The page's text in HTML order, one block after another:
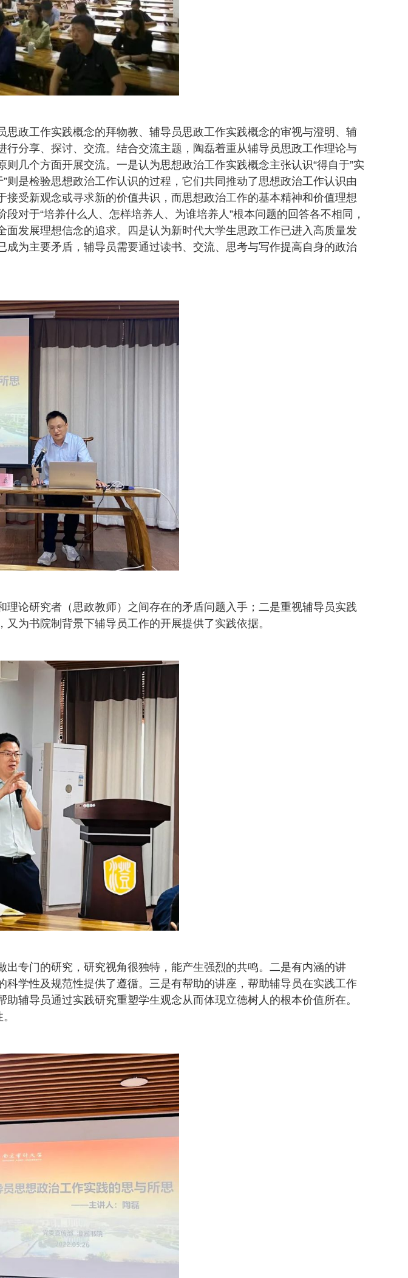
政工作实践概念的拜物教、辅导员思政工作实践概念的审视与澄明、辅
分享、探讨、交流。结合交流主题，陶磊着重从辅导员思政工作理论与
几个方面开展交流。一是认为思想政治工作实践概念主张认识“得自于”实
则是检验思想政治工作认识的过程，它们共同推动了思想政治工作认识由
受新观念或寻求新的价值共识，而思想政治工作的基本精神和价值理想
对于“培养什么人、怎样培养人、为谁培养人”根本问题的回答各不相同，
发展理想信念的追求。四是认为新时代大学生思政工作已进入高质量发
为主要矛盾，辅导员需要通过读书、交流、思考与写作提高自身的政治
论研究者（思政教师）之间存在的矛盾问题入手；二是重视辅导员实践
为书院制背景下辅导员工作的开展提供了实践依据。
专门的研究，研究视角很独特，能产生强烈的共鸣。二是有内涵的讲
学性及规范性提供了遵循。三是有帮助的讲座，帮助辅导员在实践工作
辅导员通过实践研究重塑学生观念从而体现立德树人的根本价值所在。